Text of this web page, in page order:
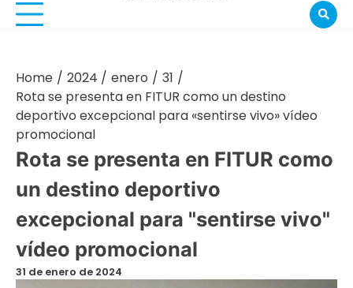
Home 2024 enero
31
Rota se presenta en FITUR como un destino
deportivo excepcional para «sentirse vivo» vídeo
promocional
Rota se presenta en FITUR como
un destino deportivo
excepcional para "sentirse vivo"
vídeo promocional
31 de enero de 2024